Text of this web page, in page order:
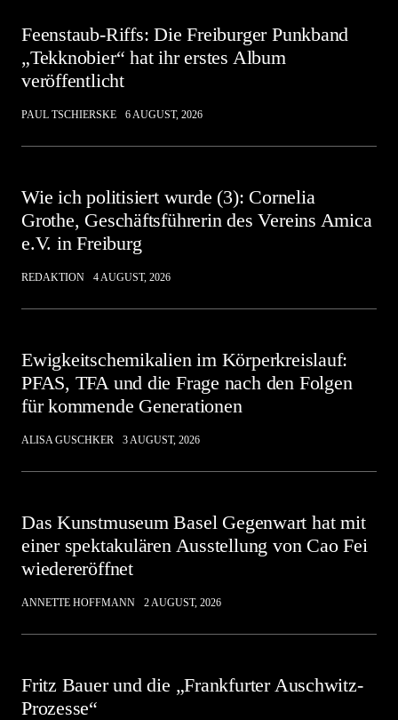
Feenstaub-Riffs: Die Freiburger Punkband
„Tekknobier“ hat ihr erstes Album
veröffentlicht
PAUL TSCHIERSKE 6 AUGUST, 2026
Wie ich politisiert wurde (3): Cornelia
Grothe, Geschäftsführerin des Vereins Amica
e.V. in Freiburg
REDAKTION 4 AUGUST, 2026
Ewigkeitschemikalien im Körperkreislauf:
PFAS, TFA und die Frage nach den Folgen
für kommende Generationen
ALISA GUSCHKER 3 AUGUST, 2026
Das Kunstmuseum Basel Gegenwart hat mit
einer spektakulären Ausstellung von Cao Fei
wiedereröffnet
ANNETTE HOFFMANN 2 AUGUST, 2026
Fritz Bauer und die „Frankfurter Auschwitz-
Prozesse“